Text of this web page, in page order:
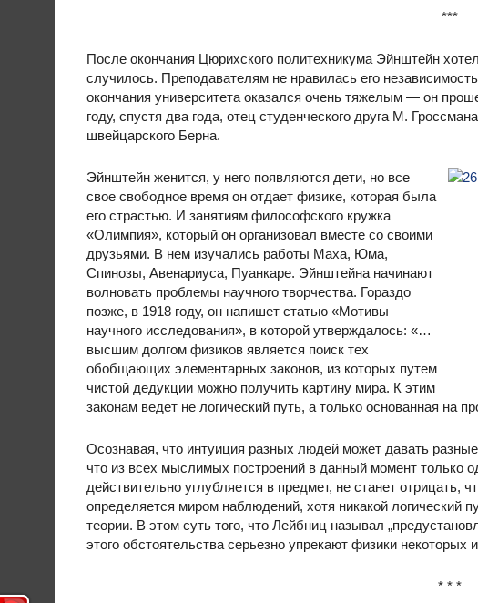
***
После окончания Цюрихского политехникума Эйнштейн
случилось. Преподавателям не нравилась его
окончания университета оказался очень тяжелым — он
году, спустя два года, отец студенческого друга М.
швейцарского Берна.
Эйнштейн женится, у него появляются дети, но все
свое свободное время он отдает физике, которая была
его страстью. И занятиям философского кружка
«Олимпия», который он организовал вместе со своими
друзьями. В нем изучались работы Маха, Юма,
Спинозы, Авенариуса, Пуанкаре. Эйнштейна начинают
волновать проблемы научного творчества. Гораздо
позже, в 1918 году, он напишет статью «Мотивы
научного исследования», в которой утверждалось: «…
высшим долгом физиков является поиск тех
обобщающих элементарных законов, из которых путем
чистой дедукции можно получить картину мира. К этим
законам ведет не логический путь, а только основанная на
Осознавая, что интуиция разных людей может давать
что из всех мыслимых построений в данный момент только
действительно углубляется в предмет, не станет отрицать,
определяется миром наблюдений, хотя никакой логический
теории. В этом суть того, что Лейбниц называл
этого обстоятельства серьезно упрекают физики некоторых
* * *